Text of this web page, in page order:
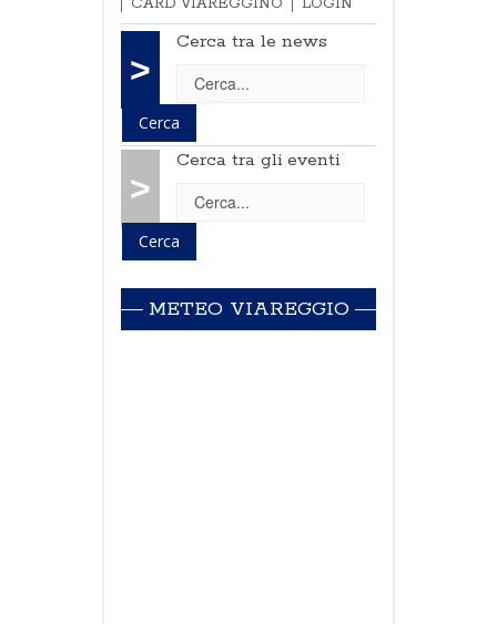
CARD VIAREGGINO
LOGIN
>
Cerca tra le news
>
Cerca tra gli eventi
METEO VIAREGGIO